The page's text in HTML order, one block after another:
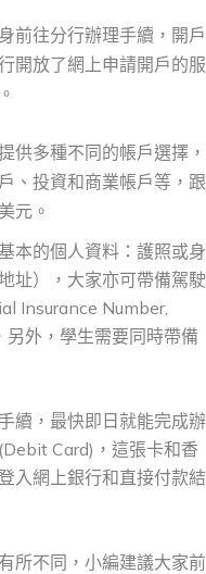
前往分行辦理手續，開戶
開放了網上申請開戶的服
供多種不同的帳戶選擇，
、投資和商業帳戶等，跟
元。
本的個人資料：護照或身
址），大家亦可帶備駕駛
Insurance Number,
外，學生需要同時帶備
續，最快即日就能完成辦
Card)，這張卡和香
入網上銀行和直接付款結
所不同，小編建議大家前